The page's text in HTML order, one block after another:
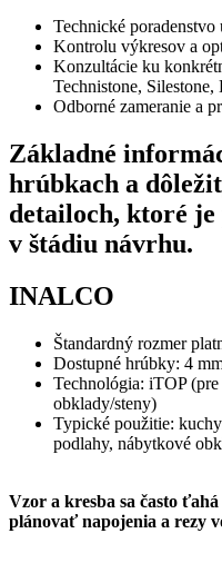
Technické poradenstvo
Kontrolu výkresov a
Konzultácie ku
Technistone,
Odborné zameranie a
Základné
hrúbkach a
detailoch, ktoré
v štádiu návrhu.
INALCO
Štandardný rozmer
Dostupné hrúbky: 4
Technológia: iTOP
obklady/steny)
Typické použitie:
podlahy, nábytkové
Vzor a kresba sa často
plánovať napojenia a rezy